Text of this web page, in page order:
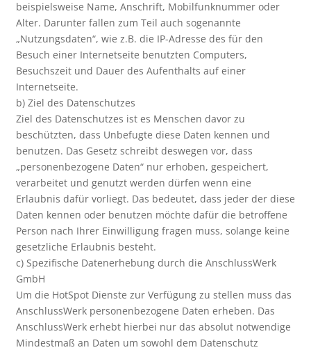
beispielsweise Name, Anschrift, Mobilfunknummer oder
Alter. Darunter fallen zum Teil auch sogenannte
„Nutzungsdaten“, wie z.B. die IP-Adresse des für den
Besuch einer Internetseite benutzten Computers,
Besuchszeit und Dauer des Aufenthalts auf einer
Internetseite.
b) Ziel des Datenschutzes
Ziel des Datenschutzes ist es Menschen davor zu
beschützten, dass Unbefugte diese Daten kennen und
benutzen. Das Gesetz schreibt deswegen vor, dass
„personenbezogene Daten“ nur erhoben, gespeichert,
verarbeitet und genutzt werden dürfen wenn eine
Erlaubnis dafür vorliegt. Das bedeutet, dass jeder der diese
Daten kennen oder benutzen möchte dafür die betroffene
Person nach Ihrer Einwilligung fragen muss, solange keine
gesetzliche Erlaubnis besteht.
c) Spezifische Datenerhebung durch die AnschlussWerk
GmbH
Um die HotSpot Dienste zur Verfügung zu stellen muss das
AnschlussWerk personenbezogene Daten erheben. Das
AnschlussWerk erhebt hierbei nur das absolut notwendige
Mindestmaß an Daten um sowohl dem Datenschutz